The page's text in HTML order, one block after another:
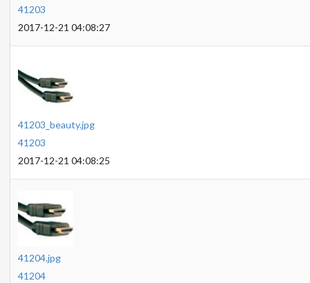
41203
2017-12-21 04:08:27
41203_beauty.jpg
41203
2017-12-21 04:08:25
41204.jpg
41204